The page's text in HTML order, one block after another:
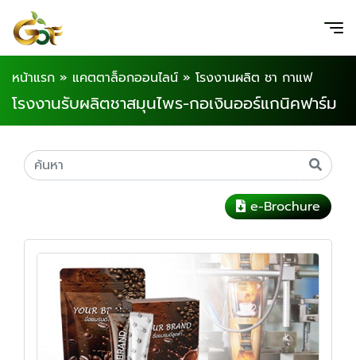
หน้าแรก » แคตตาล็อกออนไลน์ » โรงงานผลิต ชา กาแฟ
โรงงานรับผลิตชาสมุนไพร-กอเงินออร์แกนิคฟาร์ม
e-Brochure